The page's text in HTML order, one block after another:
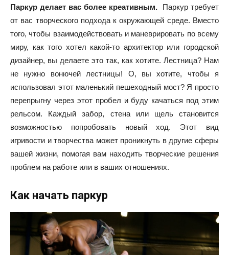
Паркур делает вас более креативным.
Паркур требует
от вас творческого подхода к окружающей среде. Вместо
того, чтобы взаимодействовать и маневрировать по всему
миру, как того хотел какой-то архитектор или городской
дизайнер, вы делаете это так, как хотите. Лестница? Нам
не нужно вонючей лестницы! О, вы хотите, чтобы я
использовал этот маленький пешеходный мост? Я просто
перепрыгну через этот пробел и буду качаться под этим
рельсом. Каждый забор, стена или щель становится
возможностью попробовать новый ход. Этот вид
игривости и творчества может проникнуть в другие сферы
вашей жизни, помогая вам находить творческие решения
проблем на работе или в ваших отношениях.
Как начать паркур